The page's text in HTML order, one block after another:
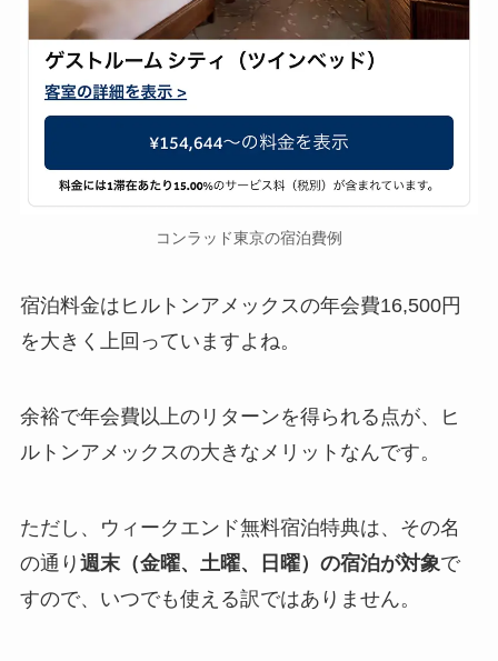
コンラッド東京の宿泊費例
宿泊料金はヒルトンアメックスの年会費16,500円
を大きく上回っていますよね。
余裕で年会費以上のリターンを得られる点が、ヒ
ルトンアメックスの大きなメリットなんです。
ただし、ウィークエンド無料宿泊特典は、その名
の通り 週末（金曜、土曜、日曜）の宿泊が対象で
すので、いつでも使える訳ではありません。